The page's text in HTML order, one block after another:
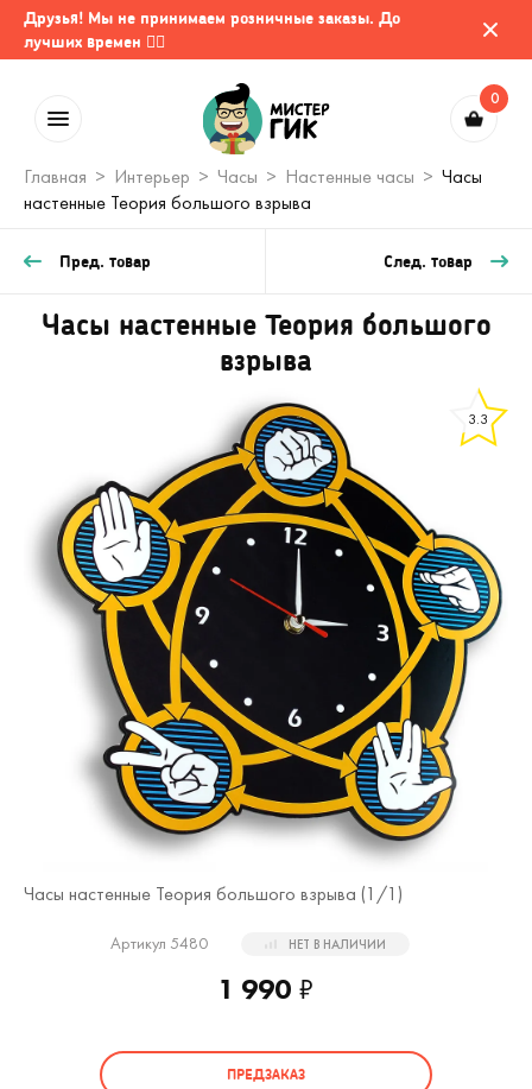
Друзья! Мы не принимаем розничные заказы. До
лучших времен 🤷‍♂️
0
Главная Интерьер Часы Настенные часы
Часы
настенные Теория большого взрыва
Пред. товар След. товар
Часы настенные Теория большого
взрыва
3.3
Часы настенные Теория большого взрыва (1 /1)
Артикул 5480 НЕТ В НАЛИЧИИ
1 990 ₽
ПРЕДЗАКАЗ